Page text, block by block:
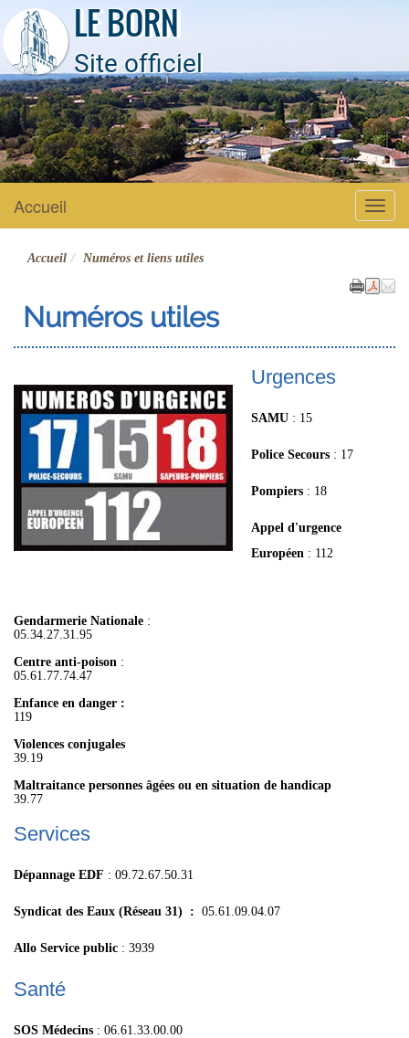
LE BORN
Site officiel
Menu
Accueil
Accueil Numéros et liens utiles
Numéros utiles
Urgences
SAMU : 15
Police Secours : 17
Pompiers : 18
Appel d'urgence
Européen : 112
Gendarmerie Nationale :
05.34.27.31.95
Centre anti-poison :
05.61.77.74.47
Enfance en danger :
119
Violences conjugales
39.19
Maltraitance personnes âgées ou en situation de handicap
39.77
Services
Dépannage EDF : 09.72.67.50.31
Syndicat des Eaux (Réseau 31) : 05.61.09.04.07
Allo Service public : 3939
Santé
SOS Médecins : 06.61.33.00.00